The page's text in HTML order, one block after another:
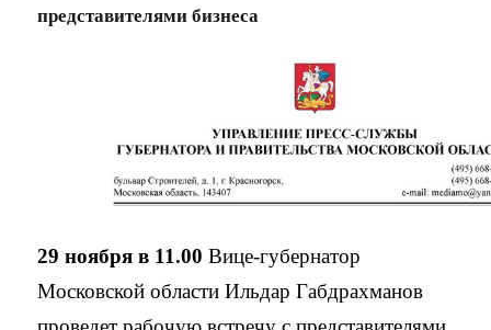
представителями бизнеса
29 ноября в 11.00 Вице-губернатор
Московской области Ильдар Габдрахманов